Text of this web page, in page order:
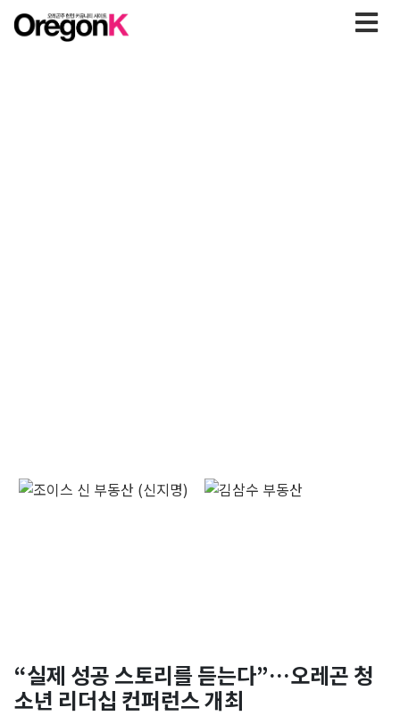
“실제 성공 스토리를 듣는다”…오레곤 청
소년 리더십 컨퍼런스 개최